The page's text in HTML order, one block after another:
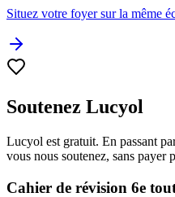
Situez votre foyer sur la même
Soutenez Lucyol
Lucyol est gratuit. En passant
vous nous soutenez, sans payer
Cahier de révision 6e